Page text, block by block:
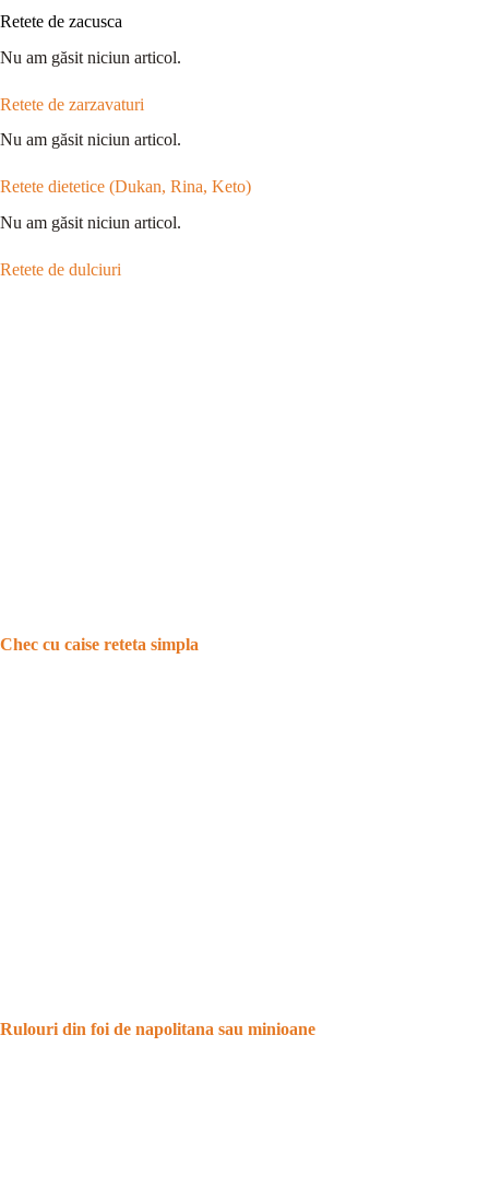
Retete de zacusca
Nu am găsit niciun articol.
Retete de zarzavaturi
Nu am găsit niciun articol.
Retete dietetice (Dukan, Rina, Keto)
Nu am găsit niciun articol.
Retete de dulciuri
Chec cu caise reteta simpla
Rulouri din foi de napolitana sau minioane